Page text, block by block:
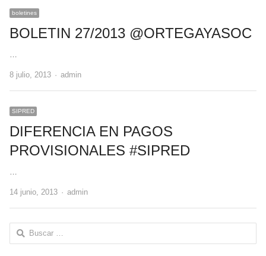
boletines
BOLETIN 27/2013 @ORTEGAYASOC
8 julio, 2013 Author
admin
SIPRED
DIFERENCIA EN PAGOS
PROVISIONALES #SIPRED
14 junio, 2013 Author
admin
Buscar: